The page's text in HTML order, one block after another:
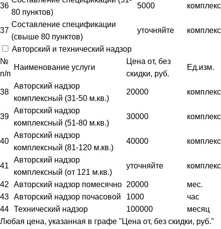
36
80 пунктов)
5000 комплекс
37
Составление спецификации
(свыше 80 пунктов)
уточняйте комплекс
Авторский и технический надзор
№
п/п
Наименование услуги
Цена от, без
скидки, руб.
Ед.изм.
38
Авторский надзор
комплексный (31-50 м.кв.)
20000 комплекс
39
Авторский надзор
комплексный (51-80 м.кв.)
30000 комплекс
40
Авторский надзор
комплексный (81-120 м.кв.)
40000 комплекс
41
Авторский надзор
комплексный (от 121 м.кв.)
уточняйте комплекс
42 Авторский надзор помесячно 20000
мес.
43 Авторский надзор почасовой 1000
час
44 Технический надзор 100000
месяц
Любая цена, указанная в графе "Цена от, без скидки, руб."